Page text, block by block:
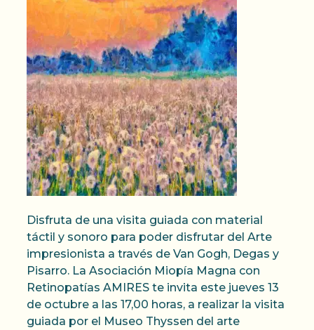
Disfruta de una visita guiada con material
táctil y sonoro para poder disfrutar del Arte
impresionista a través de Van Gogh, Degas y
Pisarro. La Asociación Miopía Magna con
Retinopatías AMIRES te invita este jueves 13
de octubre a las 17,00 horas, a realizar la visita
guiada por el Museo Thyssen del arte